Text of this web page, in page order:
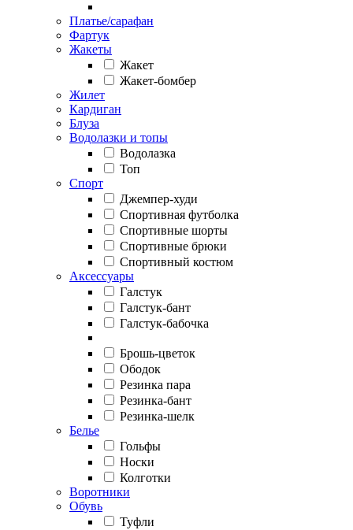
Платье/сарафан
Фартук
Жакеты
Жакет
Жакет-бомбер
Жилет
Кардиган
Блуза
Водолазки и топы
Водолазка
Топ
Спорт
Джемпер-худи
Спортивная футболка
Спортивные шорты
Спортивные брюки
Спортивный костюм
Аксессуары
Галстук
Галстук-бант
Галстук-бабочка
Брошь-цветок
Ободок
Резинка пара
Резинка-бант
Резинка-шелк
Белье
Гольфы
Носки
Колготки
Воротники
Обувь
Туфли